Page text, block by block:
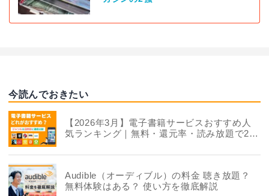
今読んでおきたい
【2026年3月】電子書籍サービスおすすめ人
気ランキング｜無料・還元率・読み放題で22
Audible（オーディブル）の料金 聴き放題？
無料体験はある？ 使い方を徹底解説